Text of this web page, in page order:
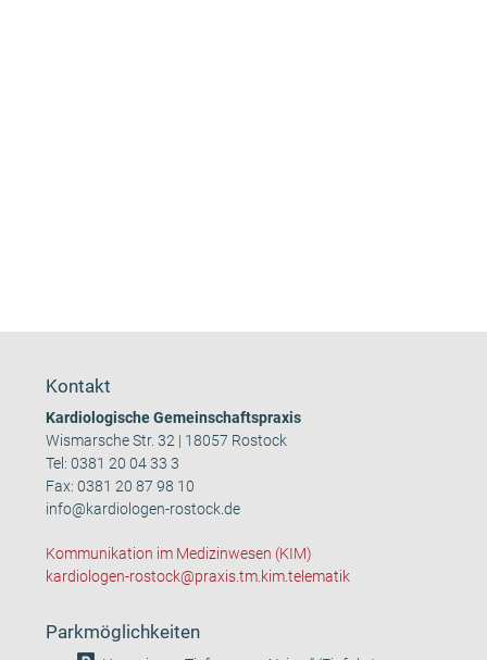
Kontakt
Kardiologische Gemeinschaftspraxis
Wismarsche Str. 32 | 18057 Rostock
Tel:0381 20 04 33 3
Fax: 0381 20 87 98 10
info@kardiologen-rostock.de
Kommunikation im Medizinwesen (KIM)
kardiologen-rostock@praxis.tm.kim.telematik
Parkmöglichkeiten